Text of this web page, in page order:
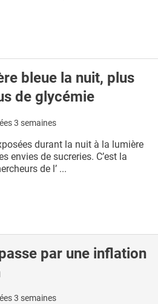
bleue la nuit, plus
de glycémie
3 semaines
durant la nuit à la lumière
envies de sucreries. C’est la
de l’ ...
par une inflation
3 semaines